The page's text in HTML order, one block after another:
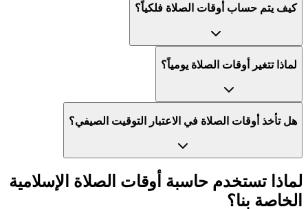
كيف يتم حساب أوقات الصلاة فلكياً؟
لماذا تتغير أوقات الصلاة يومياً؟
هل تأخذ أوقات الصلاة في الاعتبار التوقيت الصيفي؟
لماذا تستخدم حاسبة أوقات الصلاة الإسلامية
الخاصة بنا؟